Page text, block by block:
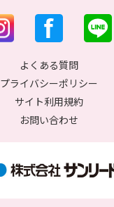
よくある質問
プライバシーポリシー
サイト利用規約
お問い合わせ